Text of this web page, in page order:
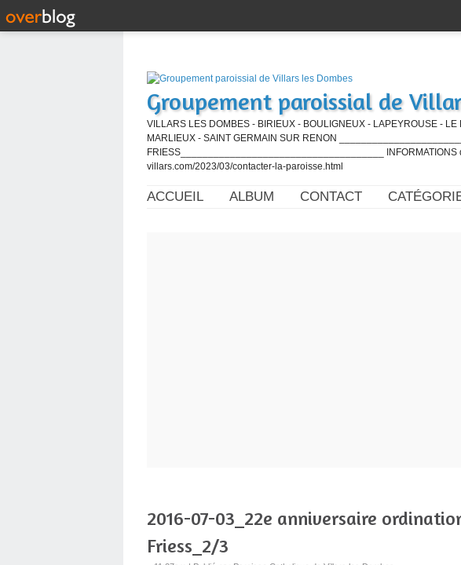
Groupement paroissial de
VILLARS LES DOMBES - BIRIEUX - BOULIGNEUX - LAPEYROUSE -
MARLIEUX - SAINT GERMAIN SUR RENON
FRIESS_____________________________________
villars.com/2023/03/contacter-la-paroisse.html
ACCUEIL ALBUM CONTACT
2016-07-03_22e anniversaire
Friess_2/3